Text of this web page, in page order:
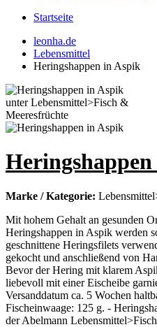
Startseite
leonha.de
Lebensmittel
Heringshappen in Aspik
Marke / Kategorie:
Mit hohem Gehalt an gesunden
Heringshappen in Aspik werden
geschnittene Heringsfilets
gekocht und anschließend von
Bevor der Hering mit klarem
liebevoll mit einer Eischeibe
Versanddatum ca. 5 Wochen
Fischeinwaage: 125 g. -
der Abelmann